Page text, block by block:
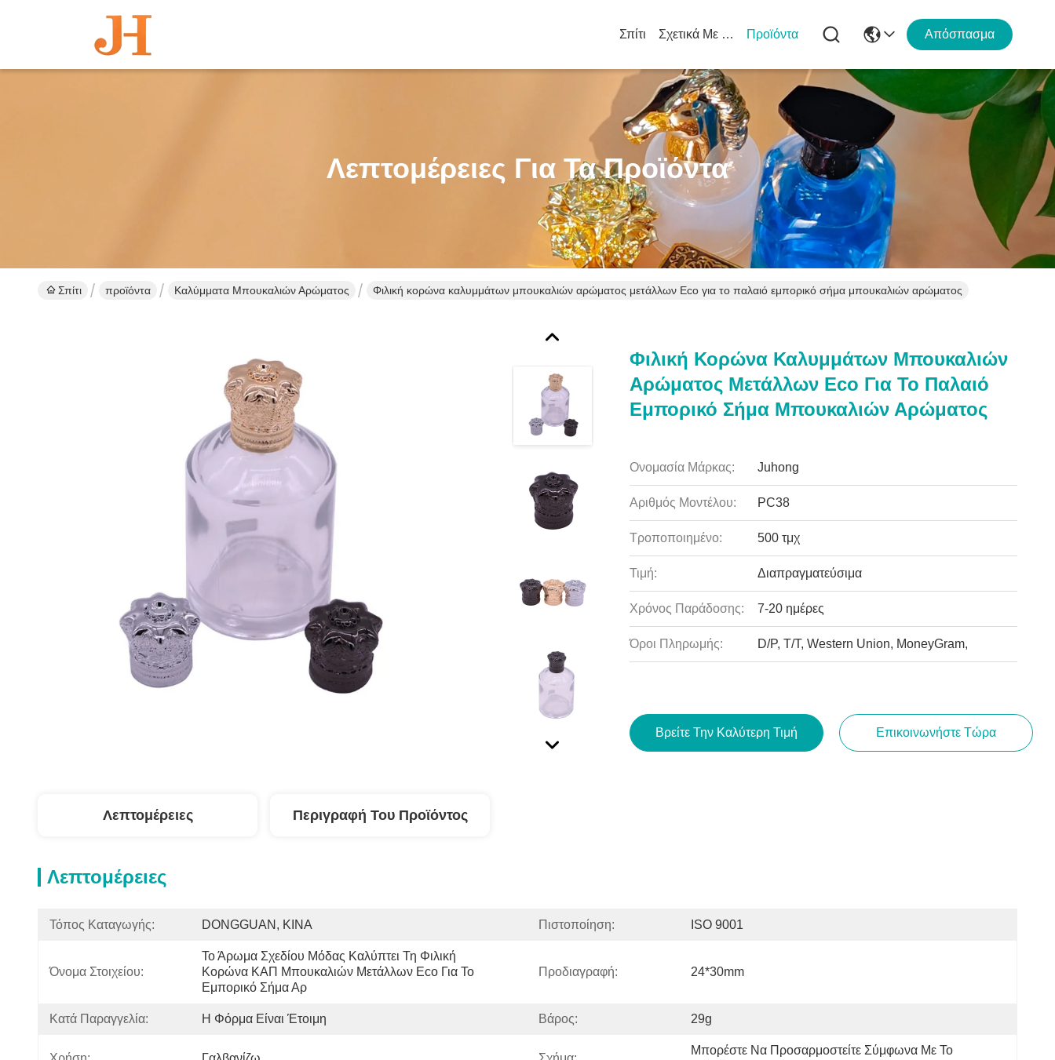
Σπίτι Σχετικά Με Εμάς Προϊόντα Απόσπασμα
Λεπτομέρειες Για Τα Προϊόντα
Σπίτι προϊόντα Καλύμματα Μπουκαλιών Αρώματος Φιλική κορώνα καλυμμάτων μπουκαλιών αρώματος μετάλλων Eco για το παλαιό εμπορικό σήμα μπουκαλιών αρώματος
Φιλική Κορώνα Καλυμμάτων Μπουκαλιών
Αρώματος Μετάλλων Eco Για Το Παλαιό
Εμπορικό Σήμα Μπουκαλιών Αρώματος
Ονομασία Μάρκας: Juhong
Αριθμός Μοντέλου: PC38
Τροποποιημένο: 500 τμχ
Τιμή: Διαπραγματεύσιμα
Χρόνος Παράδοσης: 7-20 ημέρες
Όροι Πληρωμής: D/P, T/T, Western Union, MoneyGram,
Βρείτε Την Καλύτερη Τιμή Επικοινωνήστε Τώρα
Λεπτομέρειες Περιγραφή Του Προϊόντος
Λεπτομέρειες
Τόπος Καταγωγής: DONGGUAN, ΚΙΝΑ Πιστοποίηση: ISO 9001
Όνομα Στοιχείου:
Το Άρωμα Σχεδίου Μόδας Καλύπτει Τη Φιλική
Κορώνα ΚΑΠ Μπουκαλιών Μετάλλων Eco Για Το
Εμπορικό Σήμα Αρ
Προδιαγραφή: 24*30mm
Κατά Παραγγελία: Η Φόρμα Είναι Έτοιμη Βάρος: 29g
Μπορέστε Να Προσαρμοστείτε Σύμφωνα Με Το